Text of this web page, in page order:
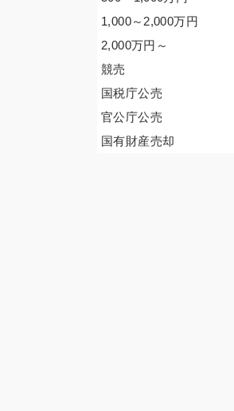
1,000～2,000万円
2,000万円 ～
競売
国税庁公売
官公庁公売
国有財産売却